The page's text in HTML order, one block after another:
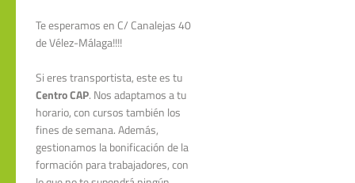
Te esperamos en C/ Canalejas 40
de Vélez-Málaga!!!!
Si eres transportista, este es tu
Centro CAP. Nos adaptamos a tu
horario, con cursos también los
fines de semana. Además,
gestionamos la bonificación de la
formación para trabajadores, con